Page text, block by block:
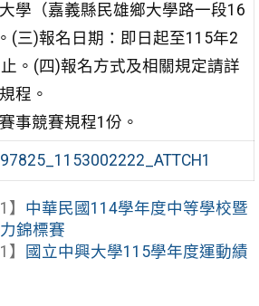
學（嘉義縣民雄鄉大學路一段16
(三)報名日期：即日起至115年2
。(四)報名方式及相關規定請詳
程。
事競賽規程1份。
中華民國114學年度中等學校暨
錦標賽
國立中興大學115學年度運動績